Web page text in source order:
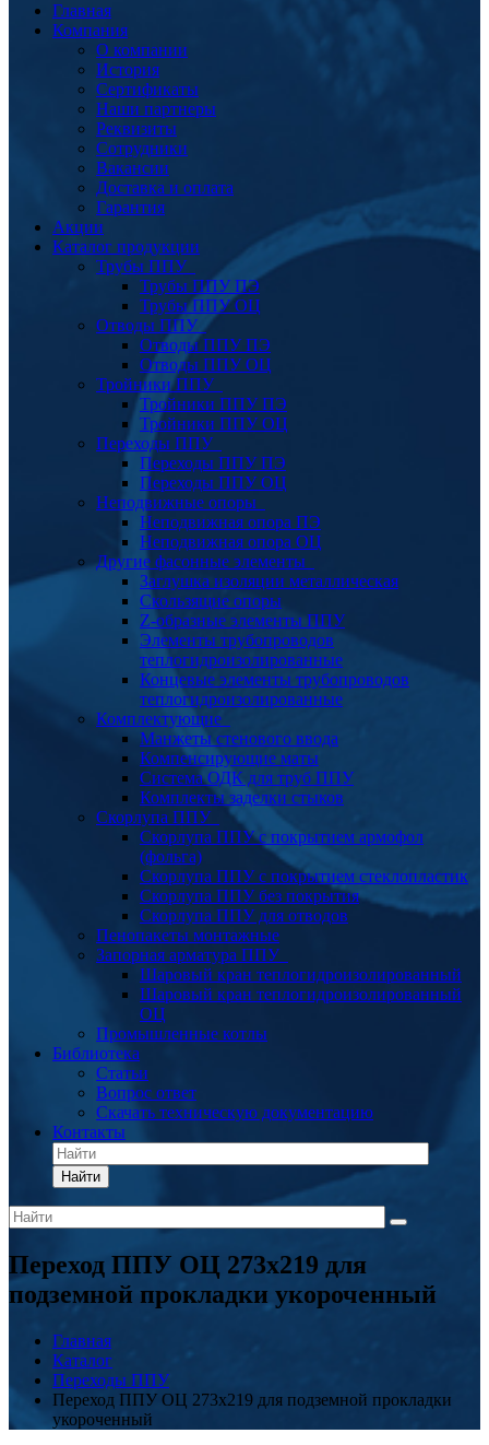
Главная
Компания
О компании
История
Сертификаты
Наши партнеры
Реквизиты
Сотрудники
Вакансии
Доставка и оплата
Гарантия
Акции
Каталог продукции
Трубы ППУ
Трубы ППУ ПЭ
Трубы ППУ ОЦ
Отводы ППУ
Отводы ППУ ПЭ
Отводы ППУ ОЦ
Тройники ППУ
Тройники ППУ ПЭ
Тройники ППУ ОЦ
Переходы ППУ
Переходы ППУ ПЭ
Переходы ППУ ОЦ
Неподвижные опоры
Неподвижная опора ПЭ
Неподвижная опора ОЦ
Другие фасонные элементы
Заглушка изоляции металлическая
Скользящие опоры
Z-образные элементы ППУ
Элементы трубопроводов
теплогидроизолированные
Концевые элементы трубопроводов
теплогидроизолированные
Комплектующие
Манжеты стенового ввода
Компенсирующие маты
Система ОДК для труб ППУ
Комплекты заделки стыков
Скорлупа ППУ
Скорлупа ППУ с покрытием армофол
(фольга)
Скорлупа ППУ с покрытием стеклопластик
Скорлупа ППУ без покрытия
Скорлупа ППУ для отводов
Пенопакеты монтажные
Запорная арматура ППУ
Шаровый кран теплогидроизолированный
Шаровый кран теплогидроизолированный
ОЦ
Промышленные котлы
Библиотека
Статьи
Вопрос ответ
Скачать техническую документацию
Контакты
Найти
Переход ППУ ОЦ 273x219 для
подземной прокладки укороченный
Главная
Каталог
Переходы ППУ
Переход ППУ ОЦ 273x219 для подземной прокладки
укороченный